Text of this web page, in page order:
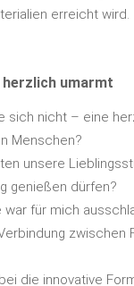
erreicht wird.
umarmt
sich nicht – eine
Menschen?
unsere
genießen dürfen?
war für mich
zwischen
die innovative